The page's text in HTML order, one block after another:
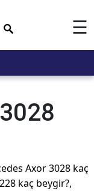
☰
Axor 3028 kaç
kaç beygir?,